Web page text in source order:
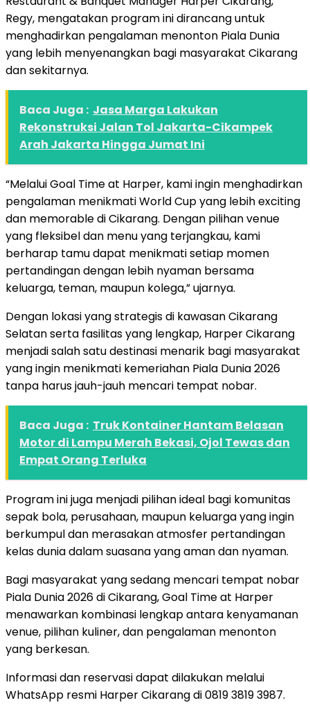
Regy, mengatakan program ini dirancang untuk
menghadirkan pengalaman menonton Piala Dunia
yang lebih menyenangkan bagi masyarakat Cikarang
dan sekitarnya.
Baca Juga : Jasa Marga Lakukan
Rekonstruksi Jalan Tol Jakarta-Cikampek
Arah Jakarta Hingga Jumat Ini
“Melalui Goal Time at Harper, kami ingin menghadirkan
pengalaman menikmati World Cup yang lebih exciting
dan memorable di Cikarang. Dengan pilihan venue
yang fleksibel dan menu yang terjangkau, kami
berharap tamu dapat menikmati setiap momen
pertandingan dengan lebih nyaman bersama
keluarga, teman, maupun kolega,” ujarnya.
Dengan lokasi yang strategis di kawasan Cikarang
Selatan serta fasilitas yang lengkap, Harper Cikarang
menjadi salah satu destinasi menarik bagi masyarakat
yang ingin menikmati kemeriahan Piala Dunia 2026
tanpa harus jauh-jauh mencari tempat nobar.
Baca Juga : Truk Kontainer Hantam Belasan
Motor di Lampu Merah Bekasi, Ojol Tewas dan
Empat Orang Terluka
Program ini juga menjadi pilihan ideal bagi komunitas
sepak bola, perusahaan, maupun keluarga yang ingin
berkumpul dan merasakan atmosfer pertandingan
kelas dunia dalam suasana yang aman dan nyaman.
Bagi masyarakat yang sedang mencari tempat nobar
Piala Dunia 2026 di Cikarang, Goal Time at Harper
menawarkan kombinasi lengkap antara kenyamanan
venue, pilihan kuliner, dan pengalaman menonton
yang berkesan.
Informasi dan reservasi dapat dilakukan melalui
WhatsApp resmi Harper Cikarang di 0819 3819 3987.